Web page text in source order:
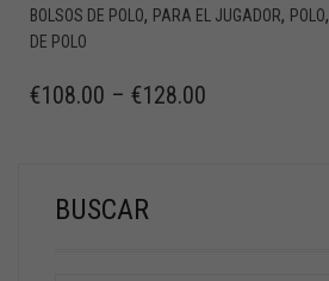
BOLSOS DE POLO, PARA EL JUGADOR, POLO,
DE POLO
€108.00 – €128.00
BUSCAR